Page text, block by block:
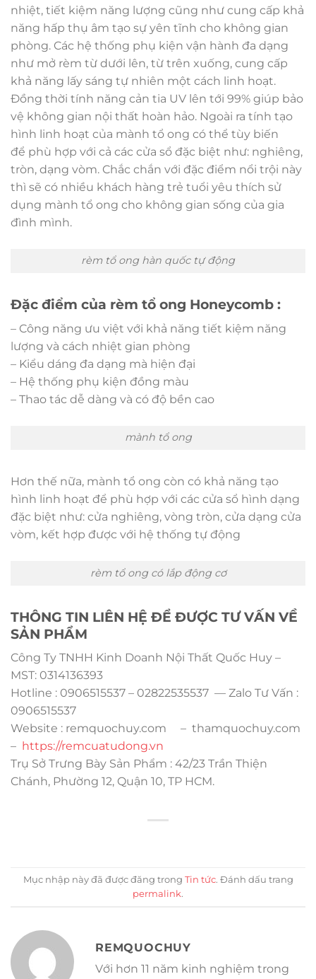
nhiệt, tiết kiệm năng lượng cũng như cung cấp khả
năng hấp thụ âm tạo sự yên tĩnh cho không gian
phòng. Các hệ thống phụ kiện vận hành đa dạng
như mở rèm từ dưới lên, từ trên xuống, cung cấp
khả năng lấy sáng tự nhiên một cách linh hoạt.
Đồng thời tính năng cản tia UV lên tới 99% giúp bảo
vệ không gian nội thất hoàn hảo. Ngoài ra tính tạo
hình linh hoạt của mành tổ ong có thể tùy biến
để phù hợp với cả các cửa sổ đặc biệt như: nghiêng,
tròn, dạng vòm. Chắc chắn với đặc điểm nổi trội này
thì sẽ có nhiều khách hàng trẻ tuổi yêu thích sử
dụng mành tổ ong cho không gian sống của gia
đình mình.
rèm tổ ong hàn quốc tự động
Đặc điểm của rèm tổ ong Honeycomb :
– Công năng ưu việt với khả năng tiết kiệm năng
lượng và cách nhiệt gian phòng
– Kiểu dáng đa dạng mà hiện đại
– Hệ thống phụ kiện đồng màu
– Thao tác dễ dàng và có độ bền cao
mành tổ ong
Hơn thế nữa, mành tổ ong còn có khả năng tạo
hình linh hoạt để phù hợp với các cửa sổ hình dạng
đặc biệt như: cửa nghiêng, vòng tròn, cửa dạng cửa
vòm, kết hợp được với hệ thống tự động
rèm tổ ong có lắp động cơ
THÔNG TIN LIÊN HỆ ĐỂ ĐƯỢC TƯ VẤN VỀ
SẢN PHẨM
Công Ty TNHH Kinh Doanh Nội Thất Quốc Huy –
MST: 0314136393
Hotline : 0906515537 – 02822535537 — Zalo Tư Vấn :
0906515537
Website : remquochuy.com – thamquochuy.com
– https://remcuatudong.vn
Trụ Sở Trưng Bày Sản Phẩm : 42/23 Trần Thiện
Chánh, Phường 12, Quận 10, TP HCM.
Mục nhập này đã được đăng trong Tin tức. Đánh dấu trang
permalink.
REMQUOCHUY
Với hơn 11 năm kinh nghiệm trong